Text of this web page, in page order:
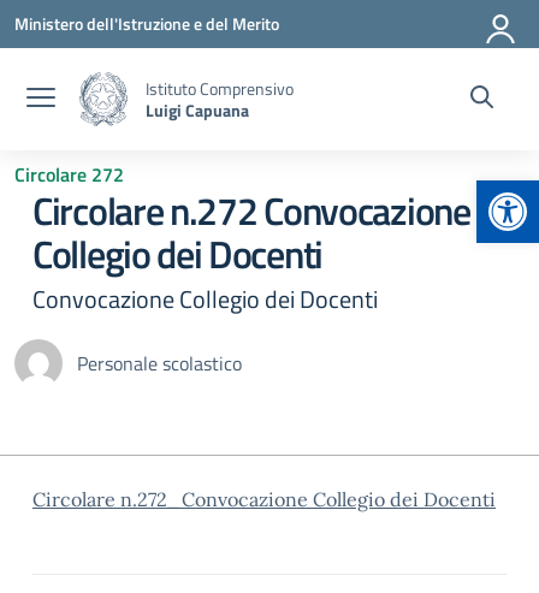
Vai ai contenuti
Vai al menu di navigazione
Vai al footer
Ministero dell'Istruzione e del Merito
Istituto Comprensivo
Luigi Capuana
Circolare 272
Circolare n.272 Convocazione
Collegio dei Docenti
Convocazione Collegio dei Docenti
Personale scolastico
Circolare n.272_Convocazione Collegio dei Docenti